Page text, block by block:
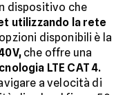
dispositivo che
utilizzando la rete
disponibili è la
che offre una
LTE CAT 4.
a velocità di